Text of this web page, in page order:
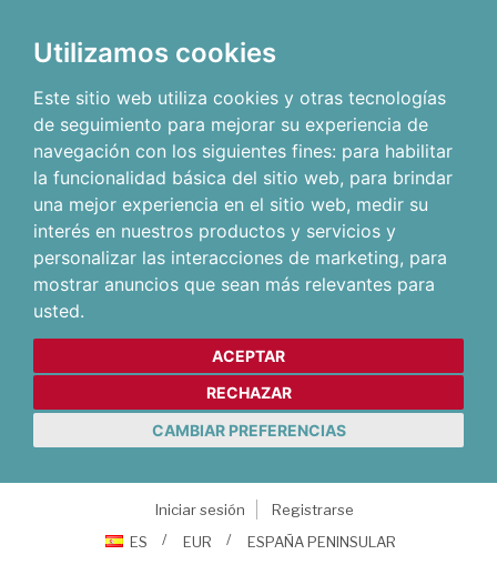
Utilizamos cookies
Este sitio web utiliza cookies y otras tecnologías
de seguimiento para mejorar su experiencia de
navegación con los siguientes fines: para habilitar
la funcionalidad básica del sitio web, para brindar
una mejor experiencia en el sitio web, medir su
interés en nuestros productos y servicios y
personalizar las interacciones de marketing, para
mostrar anuncios que sean más relevantes para
usted.
ACEPTAR
RECHAZAR
CAMBIAR PREFERENCIAS
Iniciar sesión
Registrarse
ES
EUR ESPAÑA PENINSULAR